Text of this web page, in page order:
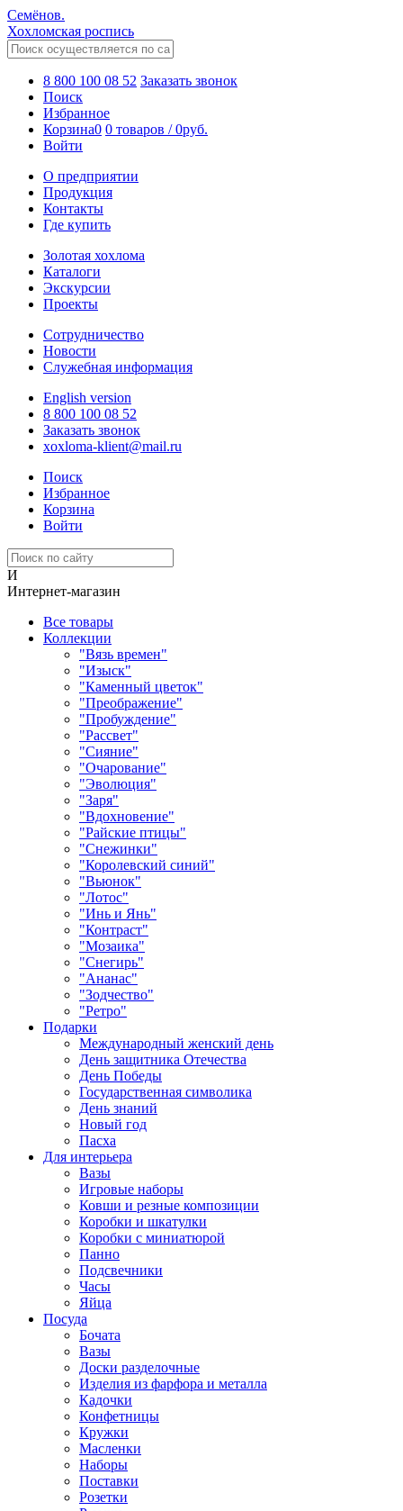
Семёнов.
Хохломская роспись
8 800 100 08 52 Заказать звонок
Поиск
Избранное
Корзина0 0 товаров /0руб.
Войти
О предприятии
Продукция
Контакты
Где купить
Золотая хохлома
Каталоги
Экскурсии
Проекты
Сотрудничество
Новости
Служебная информация
English version
8 800 100 08 52
Заказать звонок
xoxloma-klient@mail.ru
Поиск
Избранное
Корзина
Войти
И
Интернет-магазин
Все товары
Коллекции
"Вязь времен"
"Изыск"
"Каменный цветок"
"Преображение"
"Пробуждение"
"Рассвет"
"Сияние"
"Очарование"
"Эволюция"
"Заря"
"Вдохновение"
"Райские птицы"
"Снежинки"
"Королевский синий"
"Вьюнок"
"Лотос"
"Инь и Янь"
"Контраст"
"Мозаика"
"Снегирь"
"Ананас"
"Зодчество"
"Ретро"
Подарки
Международный женский день
День защитника Отечества
День Победы
Государственная символика
День знаний
Новый год
Пасха
Для интерьера
Вазы
Игровые наборы
Ковши и резные композиции
Коробки и шкатулки
Коробки с миниатюрой
Панно
Подсвечники
Часы
Яйца
Посуда
Бочата
Вазы
Доски разделочные
Изделия из фарфора и металла
Кадочки
Конфетницы
Кружки
Масленки
Наборы
Поставки
Розетки